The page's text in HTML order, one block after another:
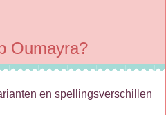
Oumayra?
en spellingsverschillen